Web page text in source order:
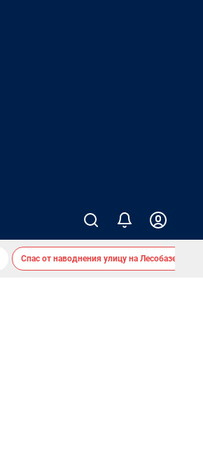
Спас от наводнения улицу на Лесобазе